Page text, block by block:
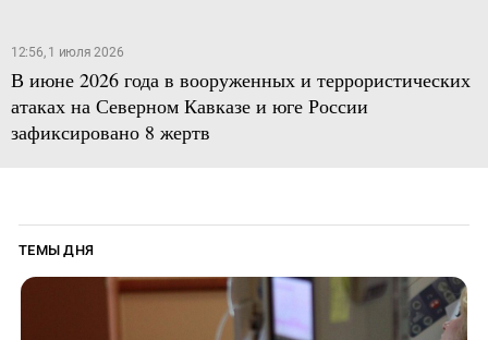
12:56, 1 июля 2026
В июне 2026 года в вооруженных и террористических
атаках на Северном Кавказе и юге России
зафиксировано 8 жертв
ТЕМЫ ДНЯ